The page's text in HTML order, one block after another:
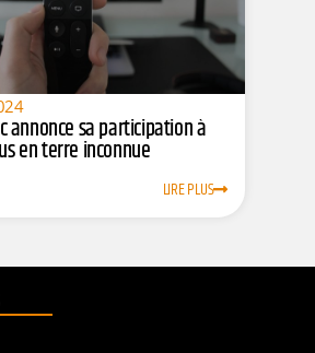
annonce sa participation à
en terre inconnue
LIRE PLUS